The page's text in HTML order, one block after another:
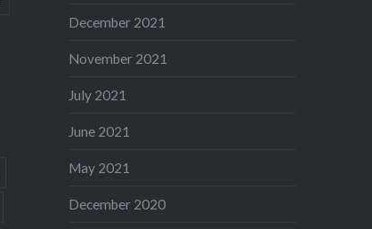
December 2021
November 2021
July 2021
June 2021
May 2021
December 2020